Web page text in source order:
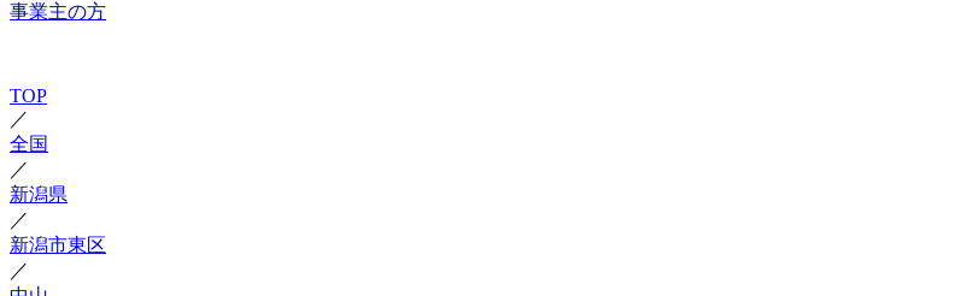
事業主の方
TOP
／
全国
／
新潟県
／
新潟市東区
／